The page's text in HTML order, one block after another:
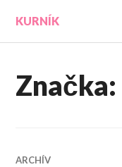
obsah
KURNÍK
Značka:
ARCHÍV